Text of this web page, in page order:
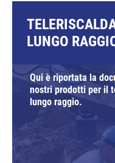
LUNGO
Qui è riportata la
nostri prodotti per il
lungo raggio.